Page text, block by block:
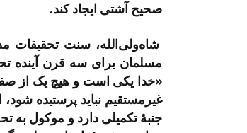
صحیح آشتی ایجاد کند.
شاه­‌ولی­‌الله، سنت تحقیقات
مسلمان برای سه قرن آینده
«خدا یکی است و هیچ یک از
غیرمستقیم نباید پرستیده
جنبۀ تکمیلی دارد و موکول